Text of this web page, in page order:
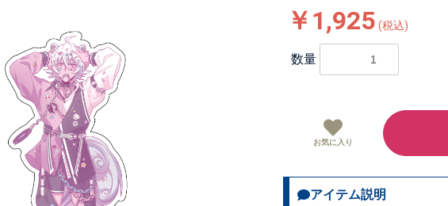
￥1,925 (税込)
お気に入り
数量
アイテム説明